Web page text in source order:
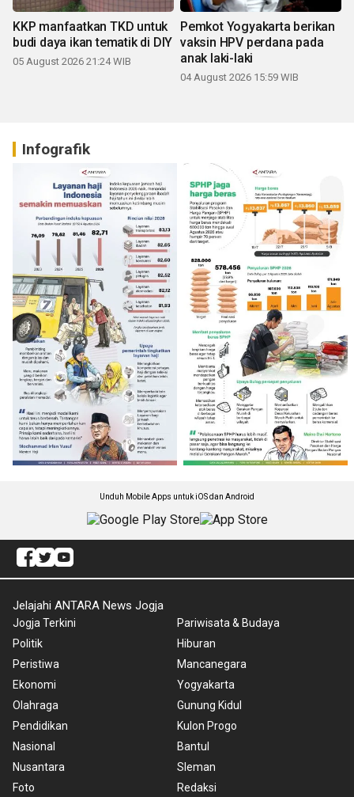
KKP manfaatkan TKD untuk
budi daya ikan tematik di DIY
05 August 2026 21:24 WIB
Pemkot Yogyakarta berikan
vaksin HPV perdana pada
anak laki-laki
04 August 2026 15:59 WIB
Infografik
Unduh Mobile Apps untuk iOS dan Android
Jelajahi ANTARA News Jogja
Jogja Terkini
Politik
Peristiwa
Ekonomi
Olahraga
Pendidikan
Nasional
Nusantara
Foto
Pariwisata & Budaya
Hiburan
Mancanegara
Yogyakarta
Gunung Kidul
Kulon Progo
Bantul
Sleman
Redaksi